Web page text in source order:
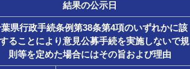
結果の公示日
県行政手続条例第38条第4項のいずれかに該
ることにより意見公募手続を実施しないで規
則等を定めた場合にはその旨および理由